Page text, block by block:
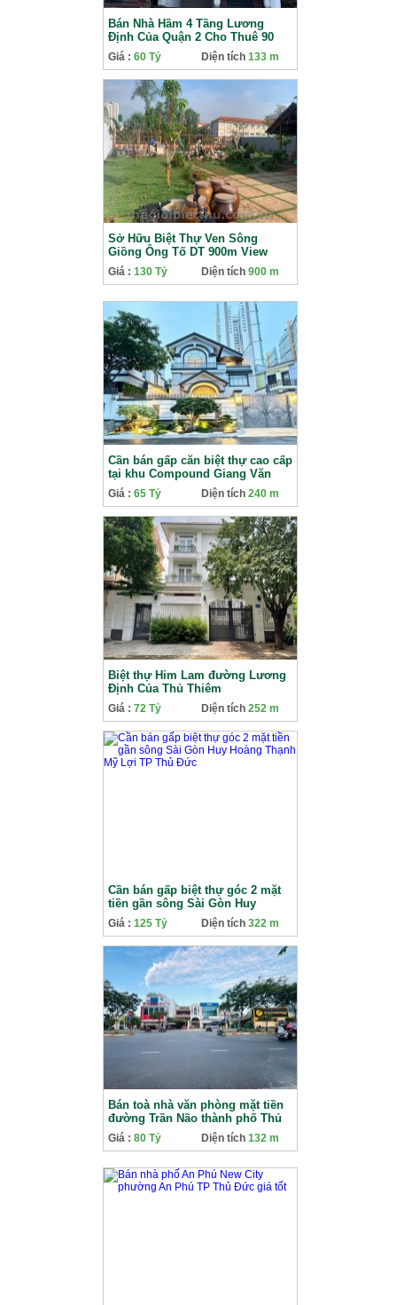
Bán Nhà Hầm 4 Tầng Lương
Định Của Quận 2 Cho Thuê 90
Triệu/Tháng
Giá : 60 Tỷ Diện tích 133 m
Sở Hữu Biệt Thự Ven Sông
Giồng Ông Tố DT 900m View
Tuyệt Đẹp
Giá : 130 Tỷ Diện tích 900 m
Cần bán gấp căn biệt thự cao cấp
tại khu Compound Giang Văn
Minh
Giá : 65 Tỷ Diện tích 240 m
Biệt thự Him Lam đường Lương
Định Của Thủ Thiêm
Giá : 72 Tỷ Diện tích 252 m
Cần bán gấp biệt thự góc 2 mặt
tiền gần sông Sài Gòn Huy
Hoàng Thạnh Mỹ Lợi TP Thủ Đức
Giá : 125 Tỷ Diện tích 322 m
Bán toà nhà văn phòng mặt tiền
đường Trần Não thành phố Thủ
Đức
Giá : 80 Tỷ Diện tích 132 m